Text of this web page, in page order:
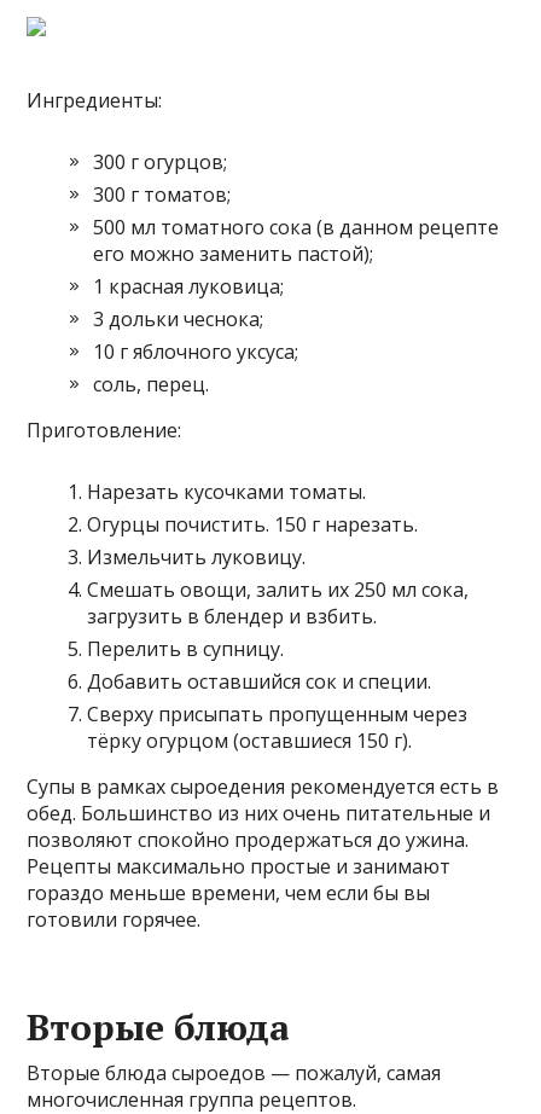
Ингредиенты:
300 г огурцов;
300 г томатов;
500 мл томатного сока (в данном рецепте
его можно заменить пастой);
1 красная луковица;
3 дольки чеснока;
10 г яблочного уксуса;
соль, перец.
Приготовление:
Нарезать кусочками томаты.
Огурцы почистить. 150 г нарезать.
Измельчить луковицу.
Смешать овощи, залить их 250 мл сока,
загрузить в блендер и взбить.
Перелить в супницу.
Добавить оставшийся сок и специи.
Сверху присыпать пропущенным через
тёрку огурцом (оставшиеся 150 г).
Супы в рамках сыроедения рекомендуется есть в
обед. Большинство из них очень питательные и
позволяют спокойно продержаться до ужина.
Рецепты максимально простые и занимают
гораздо меньше времени, чем если бы вы
готовили горячее.
Вторые блюда
Вторые блюда сыроедов — пожалуй, самая
многочисленная группа рецептов.